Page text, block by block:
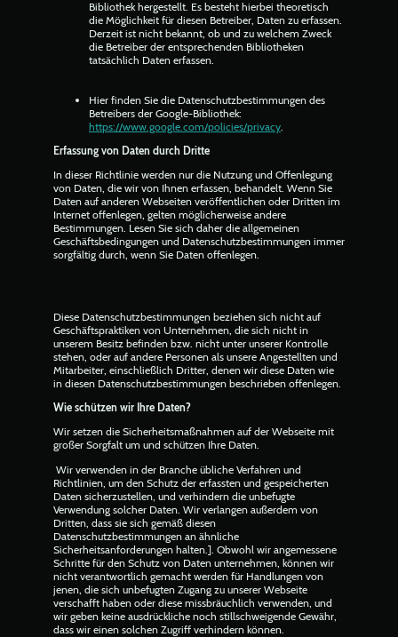
Bibliothek hergestellt. Es besteht hierbei theoretisch
die Möglichkeit für diesen Betreiber, Daten zu erfassen.
Derzeit ist nicht bekannt, ob und zu welchem Zweck
die Betreiber der entsprechenden Bibliotheken
tatsächlich Daten erfassen.
Hier finden Sie die Datenschutzbestimmungen des
Betreibers der Google-Bibliothek:
https://www.google.com/policies/privacy
Erfassung von Daten durch Dritte
In dieser Richtlinie werden nur die Nutzung und Offenlegung
von Daten, die wir von Ihnen erfassen, behandelt. Wenn Sie
Daten auf anderen Webseiten veröffentlichen oder Dritten im
Internet offenlegen, gelten möglicherweise andere
Bestimmungen. Lesen Sie sich daher die allgemeinen
Geschäftsbedingungen und Datenschutzbestimmungen immer
sorgfältig durch, wenn Sie Daten offenlegen.
Diese Datenschutzbestimmungen beziehen sich nicht auf
Geschäftspraktiken von Unternehmen, die sich nicht in
unserem Besitz befinden bzw. nicht unter unserer Kontrolle
stehen, oder auf andere Personen als unsere Angestellten und
Mitarbeiter, einschließlich Dritter, denen wir diese Daten wie
in diesen Datenschutzbestimmungen beschrieben offenlegen.
Wie schützen wir Ihre Daten?
Wir setzen die Sicherheitsmaßnahmen auf der Webseite mit
großer Sorgfalt um und schützen Ihre Daten.
Wir verwenden in der Branche übliche Verfahren und
Richtlinien, um den Schutz der erfassten und gespeicherten
Daten sicherzustellen, und verhindern die unbefugte
Verwendung solcher Daten. Wir verlangen außerdem von
Dritten, dass sie sich gemäß diesen
Datenschutzbestimmungen an ähnliche
Sicherheitsanforderungen halten.]. Obwohl wir angemessene
Schritte für den Schutz von Daten unternehmen, können wir
nicht verantwortlich gemacht werden für Handlungen von
jenen, die sich unbefugten Zugang zu unserer Webseite
verschafft haben oder diese missbräuchlich verwenden, und
wir geben keine ausdrückliche noch stillschweigende Gewähr,
dass wir einen solchen Zugriff verhindern können.